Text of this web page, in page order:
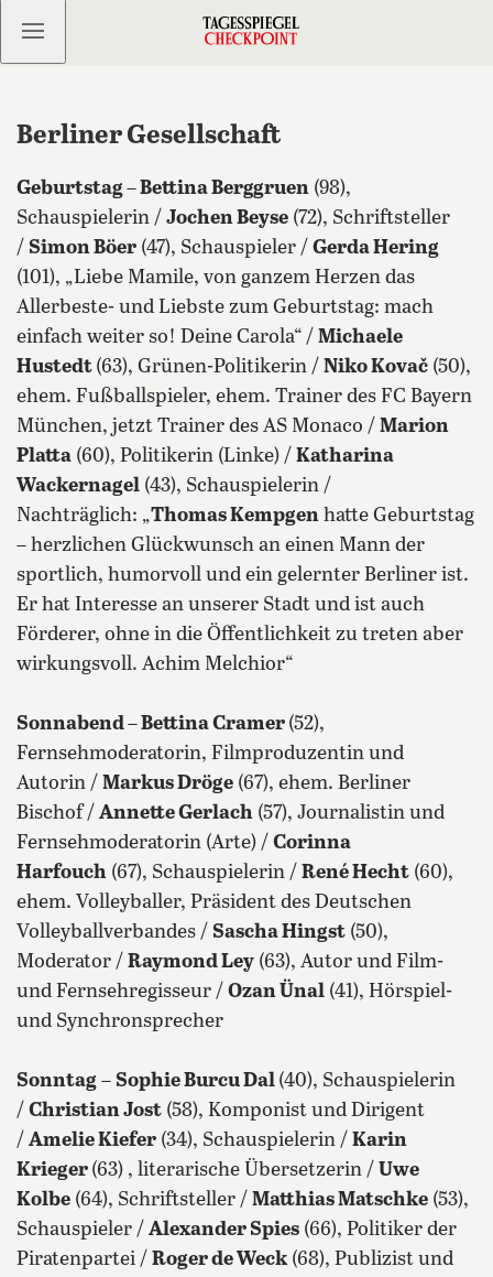
Kostenlos anmelden
Berliner Gesellschaft
Geburtstag–Bettina Berggruen (98),
Schauspielerin / Jochen Beyse (72), Schriftsteller
/ Simon Böer (47), Schauspieler / Gerda Hering
(101), „Liebe Mamile, von ganzem Herzen das
Allerbeste- und Liebste zum Geburtstag: mach
einfach weiter so! Deine Carola“ / Michaele
Hustedt (63), Grünen-Politikerin / Niko Kovač (50),
ehem. Fußballspieler, ehem. Trainer des FC Bayern
München, jetzt Trainer des AS Monaco / Marion
Platta (60), Politikerin (Linke) / Katharina
Wackernagel (43), Schauspielerin /
Nachträglich: „Thomas Kempgen hatte Geburtstag
– herzlichen Glückwunsch an einen Mann der
sportlich, humorvoll und ein gelernter Berliner ist.
Er hat Interesse an unserer Stadt und ist auch
Förderer, ohne in die Öffentlichkeit zu treten aber
wirkungsvoll. Achim Melchior“
Sonnabend – Bettina Cramer (52),
Fernsehmoderatorin, Filmproduzentin und
Autorin / Markus Dröge (67), ehem. Berliner
Bischof / Annette Gerlach (57), Journalistin und
Fernsehmoderatorin (Arte) / Corinna
Harfouch (67), Schauspielerin / René Hecht (60),
ehem. Volleyballer, Präsident des Deutschen
Volleyballverbandes / Sascha Hingst (50),
Moderator / Raymond Ley (63), Autor und Film-
und Fernsehregisseur / Ozan Ünal (41), Hörspiel-
und Synchronsprecher
Sonntag – Sophie Burcu Dal (40), Schauspielerin
/ Christian Jost (58), Komponist und Dirigent
/ Amelie Kiefer (34), Schauspielerin / Karin
Krieger (63) , literarische Übersetzerin / Uwe
Kolbe (64), Schriftsteller / Matthias Matschke (53),
Schauspieler / Alexander Spies (66), Politiker der
Piratenpartei / Roger de Weck(68), Publizist und